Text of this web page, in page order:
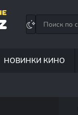
НОВИНКИ КИНО